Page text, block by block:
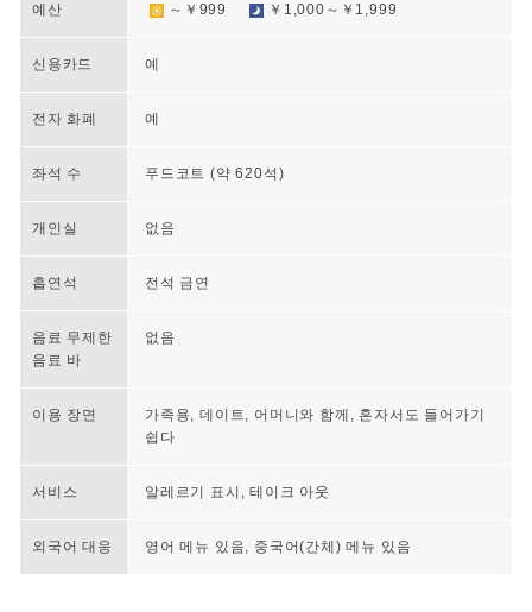
예산 ～￥999 ￥1,000～￥1,999
신용카드 예
전자 화폐 예
좌석 수 푸드코트 (약 620석)
개인실 없음
흡연석 전석 금연
음료 무제한
음료 바
없음
이용 장면
가족용, 데이트, 어머니와 함께, 혼자서도 들어가기
쉽다
서비스 알레르기 표시, 테이크 아웃
외국어 대응 영어 메뉴 있음, 중국어(간체) 메뉴 있음